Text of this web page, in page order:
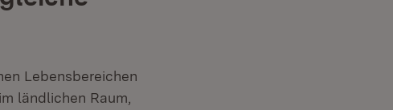
Lebensbereichen
ländlichen Raum,